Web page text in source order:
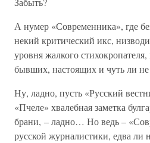
А нумер «Современника», где
некий критический икс,
уровня жалкого
бывших, настоящих и чуть ли
Ну, ладно, пусть «Русский
«Пчеле» хвалебная заметка
брани, – ладно… Но ведь –
русской журналистики, едва ли